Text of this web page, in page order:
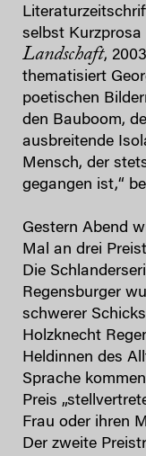
selbst Kurzprosa
Landschaft,
thematisiert
poetischen
den Bauboom,
ausbreitende
Mensch, der
gegangen ist,“
Gestern Abend
Mal an drei
Die
Regensburger
schwerer
Holzknecht
Heldinnen des
Sprache
Preis
Frau oder ihren
Der zweite